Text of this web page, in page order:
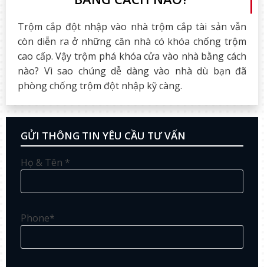
Trộm cắp đột nhập vào nhà trộm cắp tài sản vẫn
còn diễn ra ở những căn nhà có khóa chống trộm
cao cấp. Vậy trộm phá khóa cửa vào nhà bằng cách
nào? Vì sao chúng dễ dàng vào nhà dù bạn đã
phòng chống trộm đột nhập kỹ càng.
GỬI THÔNG TIN YÊU CẦU TƯ VẤN
Họ & Tên *
Phone*